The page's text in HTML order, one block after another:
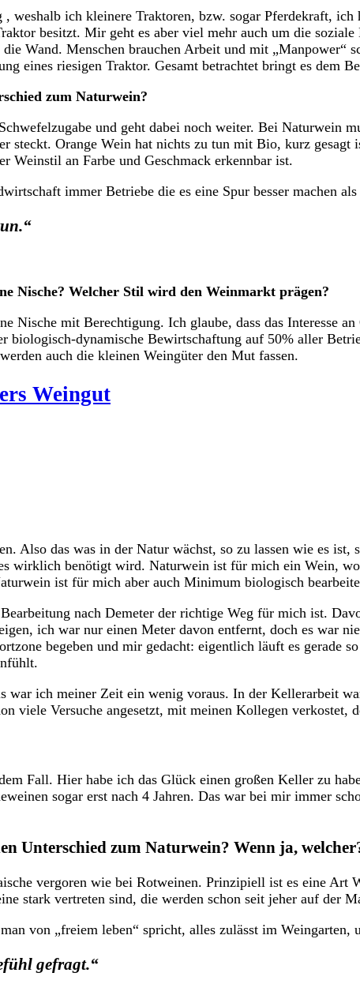
weshalb ich kleinere Traktoren, bzw. sogar Pferdekraft,
besitzt. Mir geht es aber viel mehr auch um die
Wand. Menschen brauchen Arbeit und mit „Manpower“
eines riesigen Traktor. Gesamt betrachtet bringt es dem
zum Naturwein?
und geht dabei noch weiter. Bei Naturwein
steckt. Orange Wein hat nichts zu tun mit Bio, kurz
Weinstil an Farbe und Geschmack erkennbar ist.
immer Betriebe die es eine Spur besser machen als
Nische? Welcher Stil wird den Weinmarkt prägen?
Nische mit Berechtigung. Ich glaube, dass das Interesse
biologisch-dynamische Bewirtschaftung auf 50% aller
auch die kleinen Weingüter den Mut fassen.
Weingut
Also das was in der Natur wächst, so zu lassen wie es
wirklich benötigt wird. Naturwein ist für mich ein Wein,
ist für mich aber auch Minimum biologisch
nach Demeter der richtige Weg für mich ist.
ich war nur einen Meter davon entfernt, doch es war
begeben und mir gedacht: eigentlich läuft es
war ich meiner Zeit ein wenig voraus. In der Kellerarbeit
viele Versuche angesetzt, mit meinen Kollegen
Fall. Hier habe ich das Glück einen großen Keller zu
sogar erst nach 4 Jahren. Das war bei mir immer
Unterschied zum Naturwein? Wenn ja,
vergoren wie bei Rotweinen. Prinzipiell ist es eine
stark vertreten sind, die werden schon seit jeher auf der
von „freiem leben“ spricht, alles zulässt im Weingarten,
gefragt.“